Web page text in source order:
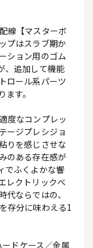
線【マスターボ
プはスラブ期か
ション用のゴム
、追加して機能
ロール系パーツ
す。
度なコンプレッ
ージプレシジョ
りを感じさせな
のある存在感が
でふくよかな響
レクトリックベ
代ならではの、
存分に味わえる1
ドケース／金属